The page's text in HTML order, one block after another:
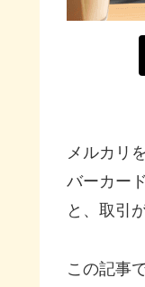
メルカリ
バーカー
と、取引
この記事